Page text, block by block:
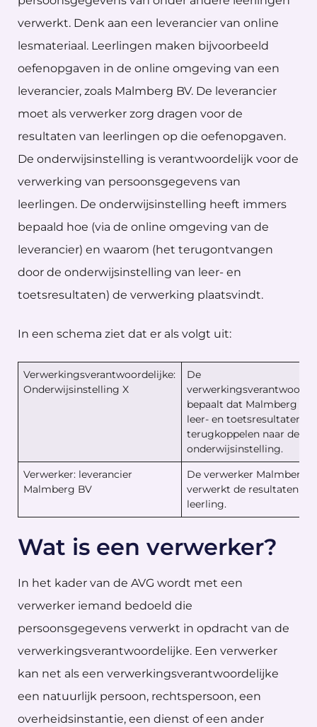
verwerkt. Denk aan een leverancier van online
lesmateriaal. Leerlingen maken bijvoorbeeld
oefenopgaven in de online omgeving van een
leverancier, zoals Malmberg BV. De leverancier
moet als verwerker zorg dragen voor de
resultaten van leerlingen op die oefenopgaven.
De onderwijsinstelling is verantwoordelijk voor de
verwerking van persoonsgegevens van
leerlingen. De onderwijsinstelling heeft immers
bepaald hoe (via de online omgeving van de
leverancier) en waarom (het terugontvangen
door de onderwijsinstelling van leer- en
toetsresultaten) de verwerking plaatsvindt.
In een schema ziet dat er als volgt uit:
Verwerkingsverantwoordelijke:
Onderwijsinstelling X
De
bepaalt dat Malmberg BV
leer- en toetsresultaten
terugkoppelen naar de
onderwijsinstelling.
Verwerker: leverancier
Malmberg BV
De verwerker Malmberg
verwerkt de resultaten
leerling.
Wat is een verwerker?
In het kader van de AVG wordt met een
verwerker iemand bedoeld die
persoonsgegevens verwerkt in opdracht van de
verwerkingsverantwoordelijke. Een verwerker
kan net als een verwerkingsverantwoordelijke
een natuurlijk persoon, rechtspersoon, een
overheidsinstantie, een dienst of een ander